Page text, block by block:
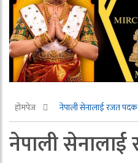
होमपेज नेपाली सेनालाई रजत पदक
नेपाली